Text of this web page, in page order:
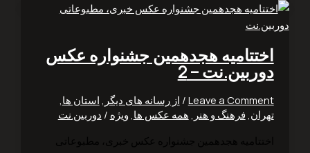
هجدهمین جشنواره عکس
– 2
Leave a
/از رسانه های دیگر,استان ها,
فرهنگ و هنر, همه عکس ها,ویژه/دوربین.نت